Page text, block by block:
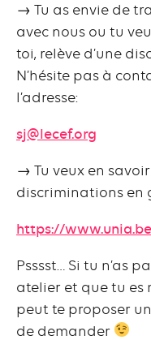
→ Tu as envie de
avec nous ou tu
toi, relève d’une
N’hésite pas à
l’adresse:
sj@lecef.org
→ Tu veux en
discriminations en
https://
Psssst… Si tu n’as
atelier et que tu es
peut te proposer
de demander